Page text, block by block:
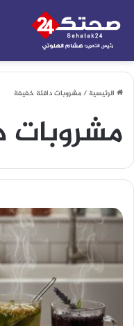
الرئيسية/مشروبات دافئة خفيفة
مشروبات